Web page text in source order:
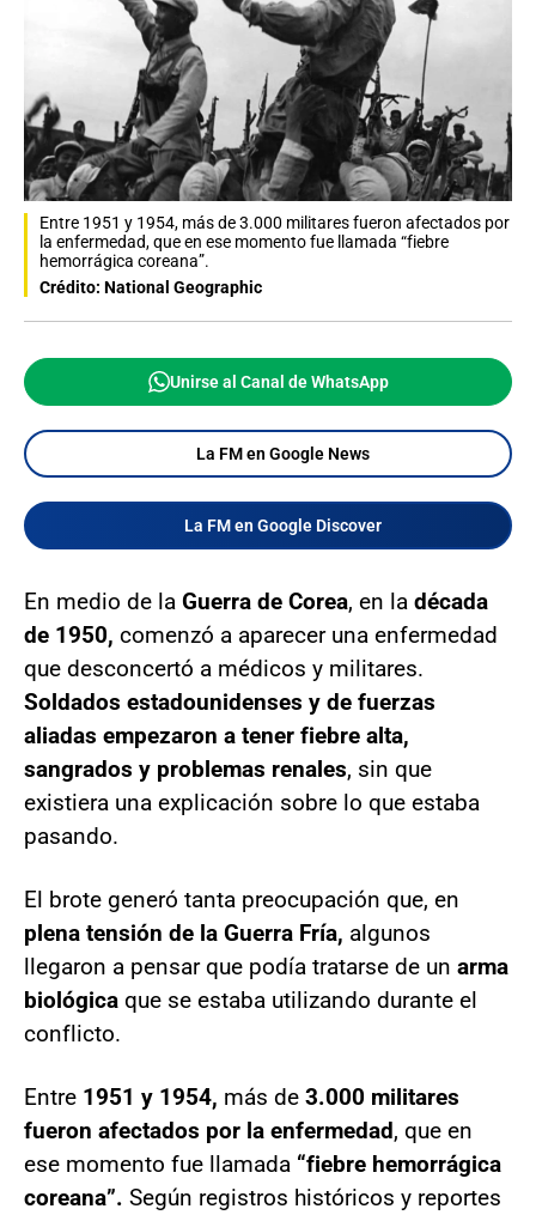
Entre 1951 y 1954, más de 3.000 militares fueron afectados por
la enfermedad, que en ese momento fue llamada “fiebre
hemorrágica coreana”.
Crédito: National Geographic
Unirse al Canal de WhatsApp
La FM en Google News
La FM en Google Discover
En medio de la Guerra de Corea, en la década
de 1950, comenzó a aparecer una enfermedad
que desconcertó a médicos y militares.
Soldados estadounidenses y de fuerzas
aliadas empezaron a tener fiebre alta,
sangrados y problemas renales, sin que
existiera una explicación sobre lo que estaba
pasando.
El brote generó tanta preocupación que, en
plena tensión de la Guerra Fría, algunos
llegaron a pensar que podía tratarse de un arma
biológica que se estaba utilizando durante el
conflicto.
Entre 1951 y 1954, más de 3.000 militares
fueron afectados por la enfermedad, que en
ese momento fue llamada “fiebre hemorrágica
coreana”. Según registros históricos y reportes